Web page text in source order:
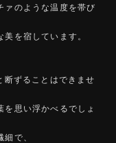
ァのような温度を帯び
を宿しています。
断ずることはできませ
思い浮かべるでしょ
で、